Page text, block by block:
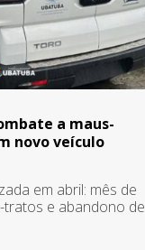
a maus-
novo veículo
em abril: mês de
e abandono de